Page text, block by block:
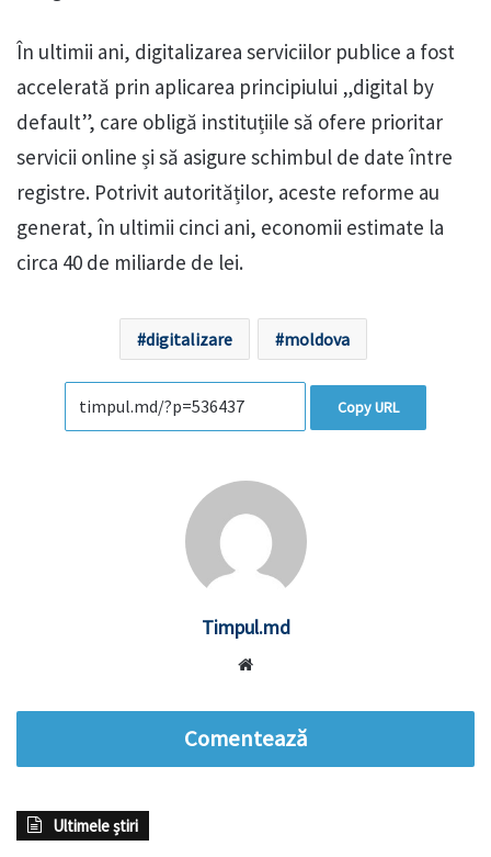
În ultimii ani, digitalizarea serviciilor publice a fost
accelerată prin aplicarea principiului „digital by
default”, care obligă instituțiile să ofere prioritar
servicii online și să asigure schimbul de date între
registre. Potrivit autorităților, aceste reforme au
generat, în ultimii cinci ani, economii estimate la
circa 40 de miliarde de lei.
digitalizare moldova
Copy URL
Timpul.md
Comentează
Ultimele știri